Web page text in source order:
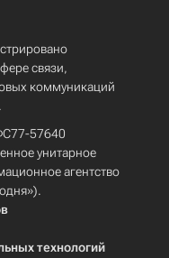
связи,
коммуникаций
57640
унитарное
агентство
технологий